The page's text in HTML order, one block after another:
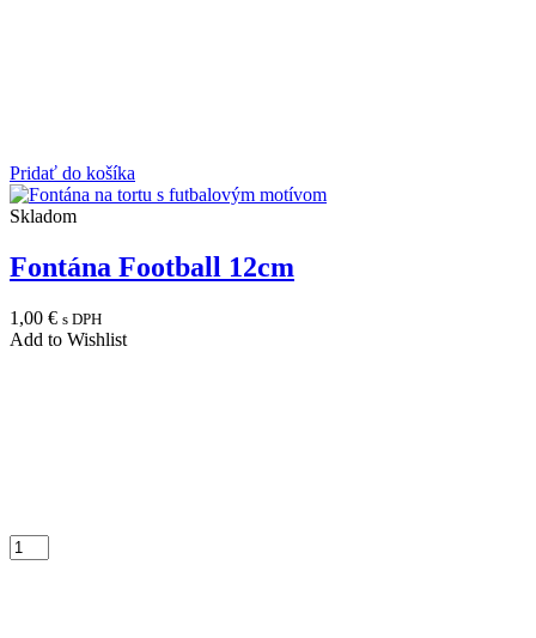
Pridať do košíka
Skladom
Fontána Football 12cm
1,00 € s DPH
Add to Wishlist